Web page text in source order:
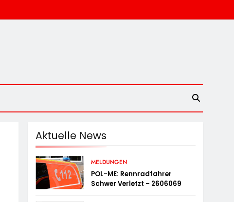
Aktuelle News
MELDUNGEN
POL-ME: Rennradfahrer
Schwer Verletzt – 2606069